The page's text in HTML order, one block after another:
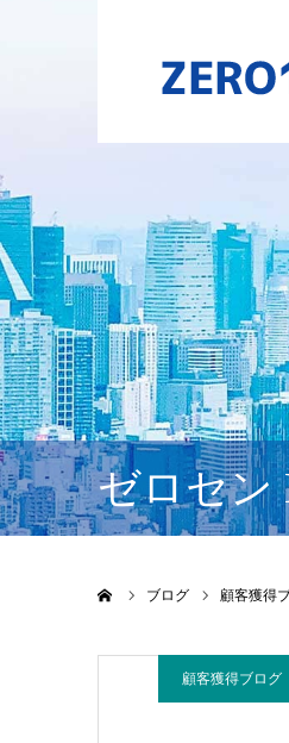
ゼロセン
ブログ 顧客獲得
顧客獲得ブログ